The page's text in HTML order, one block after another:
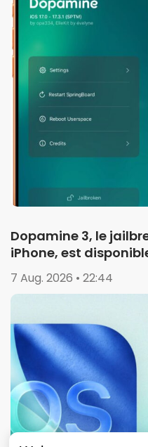
Dopamine 3, le
iPhone, est
7 Aug. 2026 • 22:44